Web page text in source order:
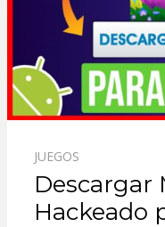
JUEGOS
Descargar
Hackeado